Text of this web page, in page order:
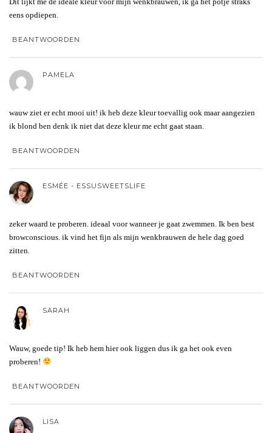
eens opdiepen.
BEANTWOORDEN
PAMELA
wauw ziet er echt mooi uit! ik heb deze kleur toevallig ook maar aangezien
ik blond ben denk ik niet dat deze kleur me echt gaat staan.
BEANTWOORDEN
ESMÉE - ESSUSWEETSLIFE
zeker waard te proberen. ideaal voor wanneer je gaat zwemmen. Ik ben best
browconscious. ik vind het fijn als mijn wenkbrauwen de hele dag goed
zitten.
BEANTWOORDEN
SARAH
Wauw, goede tip! Ik heb hem hier ook liggen dus ik ga het ook even
proberen!
BEANTWOORDEN
LISA